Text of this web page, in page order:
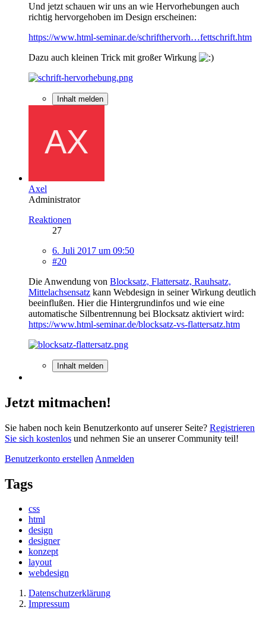
Und jetzt schauen wir uns an wie Hervorhebungen auch
richtig hervorgehoben im Design erscheinen:
https://www.html-seminar.de/schrifthervorh…fettschrift.htm
Dazu auch kleinen Trick mit großer Wirkung
Inhalt melden
Axel
Administrator
Reaktionen
27
6. Juli 2017 um 09:50
#20
Die Anwendung von Blocksatz, Flattersatz, Rauhsatz,
Mittelachsensatz kann Webdesign in seiner Wirkung deutlich
beeinflußen. Hier die Hintergrundinfos und wie eine
automatische Silbentrennung bei Blocksatz aktiviert wird:
https://www.html-seminar.de/blocksatz-vs-flattersatz.htm
Inhalt melden
Jetzt mitmachen!
Sie haben noch kein Benutzerkonto auf unserer Seite? Registrieren
Sie sich kostenlos und nehmen Sie an unserer Community teil!
Benutzerkonto erstellen Anmelden
Tags
css
html
design
designer
konzept
layout
webdesign
Datenschutzerklärung
Impressum